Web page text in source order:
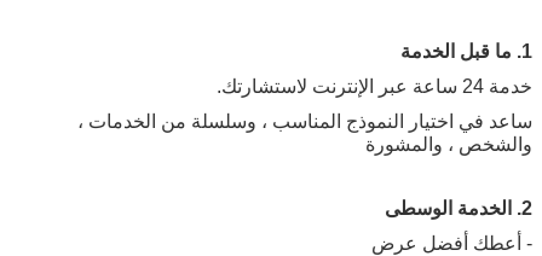
1. ما قبل الخدمة
خدمة 24 ساعة عبر الإنترنت لاستشارتك.
ساعد في اختيار النموذج المناسب ، وسلسلة من الخدمات ،
والشخص ، والمشورة
2. الخدمة الوسطى
- أعطك أفضل عرض